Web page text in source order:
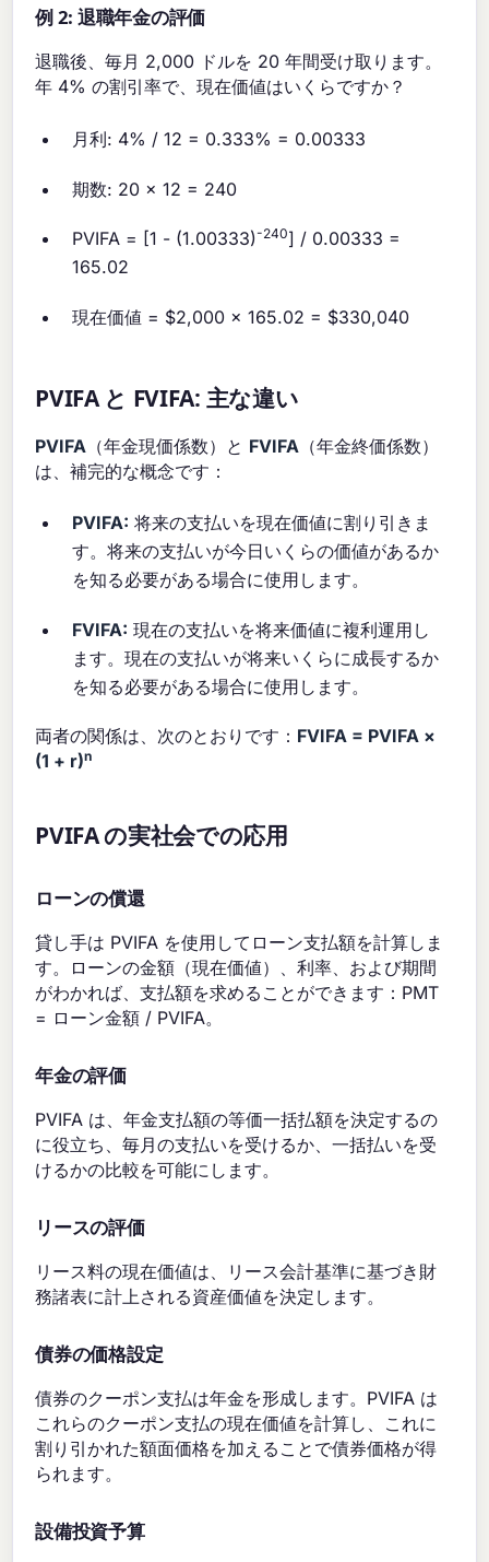
例 2: 退職年金の評価
退職後、毎月 2,000 ドルを 20 年間受け取ります。
年 4% の割引率で、現在価値はいくらですか？
月利: 4% / 12 = 0.333% = 0.00333
期数: 20 × 12 = 240
PVIFA = [1 - (1.00333)-240] / 0.00333 =
165.02
現在価値 = $2,000 × 165.02 = $330,040
PVIFA と FVIFA: 主な違い
PVIFA （年金現価係数）と FVIFA （年金終価係数）
は、補完的な概念です：
PVIFA: 将来の支払いを現在価値に割り引きま
す。将来の支払いが今日いくらの価値があるか
を知る必要がある場合に使用します。
FVIFA: 現在の支払いを将来価値に複利運用し
ます。現在の支払いが将来いくらに成長するか
を知る必要がある場合に使用します。
両者の関係は、次のとおりです： FVIFA = PVIFA ×
(1 + r)n
PVIFA の実社会での応用
ローンの償還
貸し手は PVIFA を使用してローン支払額を計算しま
す。ローンの金額（現在価値）、利率、および期間
がわかれば、支払額を求めることができます：PMT
= ローン金額 / PVIFA。
年金の評価
PVIFA は、年金支払額の等価一括払額を決定するの
に役立ち、毎月の支払いを受けるか、一括払いを受
けるかの比較を可能にします。
リースの評価
リース料の現在価値は、リース会計基準に基づき財
務諸表に計上される資産価値を決定します。
債券の価格設定
債券のクーポン支払は年金を形成します。PVIFA は
これらのクーポン支払の現在価値を計算し、これに
割り引かれた額面価格を加えることで債券価格が得
られます。
設備投資予算